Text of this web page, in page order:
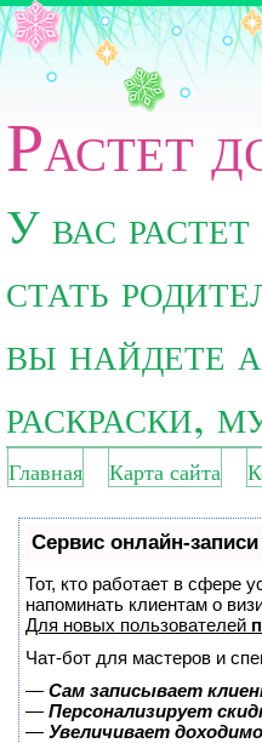
Растет
У вас
стать
вы найдете
раскраски,
Главная Карта сайта
Сервис онлайн-
Тот, кто работает в сфере
напоминать клиентам о
Для новых пользователей
Чат-бот для мастеров и
— Сам записывает
— Персонализирует
— Увеличивает